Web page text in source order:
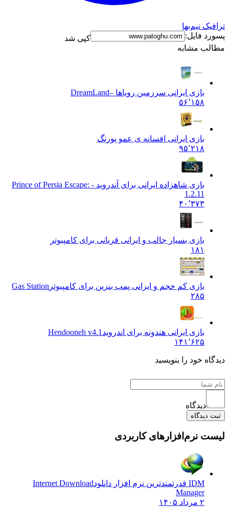
ترافیک نیم‌بها
پسورد فایل:
کپی شد
مطالب مشابه
بازی ایرانی سرزمین رویاها –DreamLand
۵۶٬۱۵۸
بازی ایرانی افسانه ی عمو پورنگ
۹۵٬۲۱۸
بازی شاهزاده ایرانی برای آندروید - :Prince of Persia Escape
1.2.11
۴۰٬۳۷۳
بازی بسیار جالب و ایرانی قربانی برای کامپیوتر
۱۸۱
بازی کم حجم و ایرانی پمپ بنزین برای کامپیوتر Gas Station
۲۸۵
بازی ایرانی هندونه برای اندروید Hendooneh v4.1
۱۴۱٬۶۲۵
دیدگاه خود را بنویسید
دیدگاه
ثبت دیدگاه
لیست نرم‌افزارهای کاربردی
IDM قدرتمندترین نرم افزار دانلود
Internet Download
Manager
۲ مرداد ۱۴۰۵